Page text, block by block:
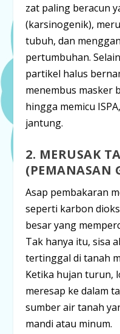
zat paling beracun
(karsinogenik),
tubuh, dan
pertumbuhan.
partikel halus
menembus masker
hingga memicu
jantung.
2. MERUSAK
(PEMANASAN
Asap pembakaran
seperti karbon
besar yang
Tak hanya itu, sisa
tertinggal di tanah
Ketika hujan turun,
meresap ke dalam
sumber air tanah
mandi atau minum.